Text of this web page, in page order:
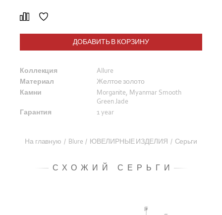
ДОБАВИТЬ В КОРЗИНУ
Коллекция
Allure
Материал
Желтое золото
Камни
Morganite, Myanmar Smooth
Green Jade
Гарантия
1 year
На главную / Blure / ЮВЕЛИРНЫЕ ИЗДЕЛИЯ / Серьги
СХОЖИЙ СЕРЬГИ